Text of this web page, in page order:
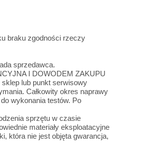
braku zgodności rzeczy
sprzedawca.
I DOWODEM ZAKUPU
lub punkt serwisowy
Całkowity okres naprawy
wykonania testów. Po
sprzętu w czasie
materiały eksploatacyjne
która nie jest objęta gwarancja,